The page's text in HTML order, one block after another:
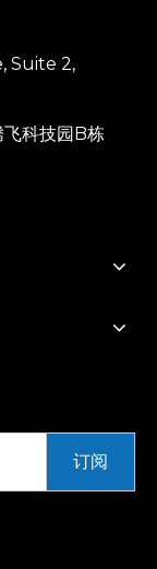
Suite 2,
科技园B栋
订阅